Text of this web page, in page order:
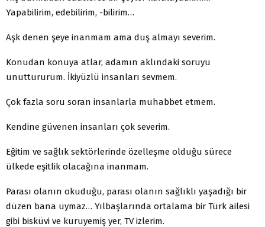
Yapabilirim, edebilirim, -bilirim…
Aşk denen şeye inanmam ama duş almayı severim.
Konudan konuya atlar, adamın aklındaki soruyu
unuttururum. İkiyüzlü insanları sevmem.
Çok fazla soru soran insanlarla muhabbet etmem.
Kendine güvenen insanları çok severim.
Eğitim ve sağlık sektörlerinde özelleşme olduğu sürece
ülkede eşitlik olacağına inanmam.
Parası olanın okuduğu, parası olanın sağlıklı yaşadığı bir
düzen bana uymaz… Yılbaşlarında ortalama bir Türk ailesi
gibi bisküvi ve kuruyemiş yer, TV izlerim.